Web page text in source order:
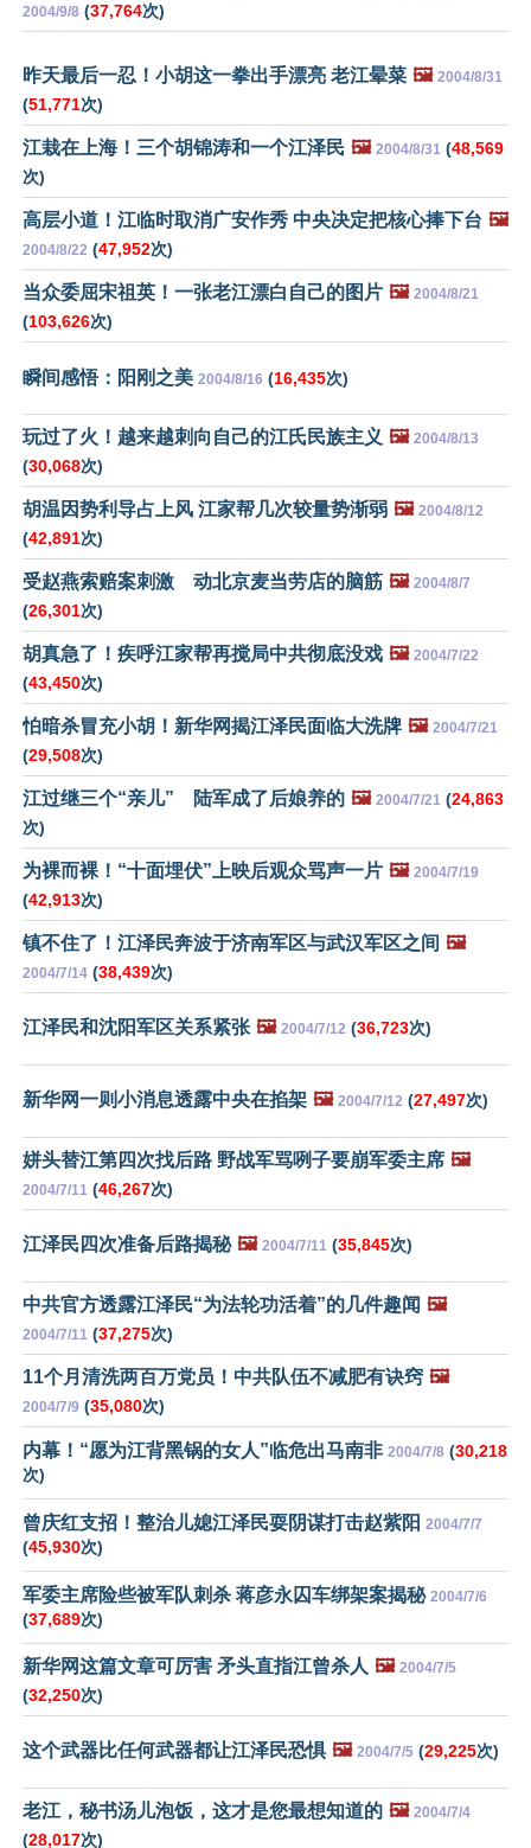
2004/9/8 (37,764次)
昨天最后一忍！小胡这一拳出手漂亮 老江晕菜 🖼️ 2004/8/31
(51,771次)
江栽在上海！三个胡锦涛和一个江泽民 🖼️ 2004/8/31 (48,569
次)
高层小道！江临时取消广安作秀 中央决定把核心捧下台 🖼️
2004/8/22 (47,952次)
当众委屈宋祖英！一张老江漂白自己的图片 🖼️ 2004/8/21
(103,626次)
瞬间感悟：阳刚之美 2004/8/16 (16,435次)
玩过了火！越来越刺向自己的江氏民族主义 🖼️ 2004/8/13
(30,068次)
胡温因势利导占上风 江家帮几次较量势渐弱 🖼️ 2004/8/12
(42,891次)
受赵燕索赔案刺激 动北京麦当劳店的脑筋 🖼️ 2004/8/7
(26,301次)
胡真急了！疾呼江家帮再搅局中共彻底没戏 🖼️ 2004/7/22
(43,450次)
怕暗杀冒充小胡！新华网揭江泽民面临大洗牌 🖼️ 2004/7/21
(29,508次)
江过继三个“亲儿” 陆军成了后娘养的 🖼️ 2004/7/21 (24,863
次)
为裸而裸！“十面埋伏”上映后观众骂声一片 🖼️ 2004/7/19
(42,913次)
镇不住了！江泽民奔波于济南军区与武汉军区之间 🖼️
2004/7/14 (38,439次)
江泽民和沈阳军区关系紧张 🖼️ 2004/7/12 (36,723次)
新华网一则小消息透露中央在掐架 🖼️ 2004/7/12 (27,497次)
姘头替江第四次找后路 野战军骂咧子要崩军委主席 🖼️
2004/7/11 (46,267次)
江泽民四次准备后路揭秘 🖼️ 2004/7/11 (35,845次)
中共官方透露江泽民“为法轮功活着”的几件趣闻 🖼️
2004/7/11 (37,275次)
11个月清洗两百万党员！中共队伍不减肥有诀窍 🖼️
2004/7/9 (35,080次)
内幕！“愿为江背黑锅的女人”临危出马南非 2004/7/8 (30,218
次)
曾庆红支招！整治儿媳江泽民耍阴谋打击赵紫阳 2004/7/7
(45,930次)
军委主席险些被军队刺杀 蒋彦永囚车绑架案揭秘 2004/7/6
(37,689次)
新华网这篇文章可厉害 矛头直指江曾杀人 🖼️ 2004/7/5
(32,250次)
这个武器比任何武器都让江泽民恐惧 🖼️ 2004/7/5 (29,225次)
老江，秘书汤儿泡饭，这才是您最想知道的 🖼️ 2004/7/4
(28,017次)